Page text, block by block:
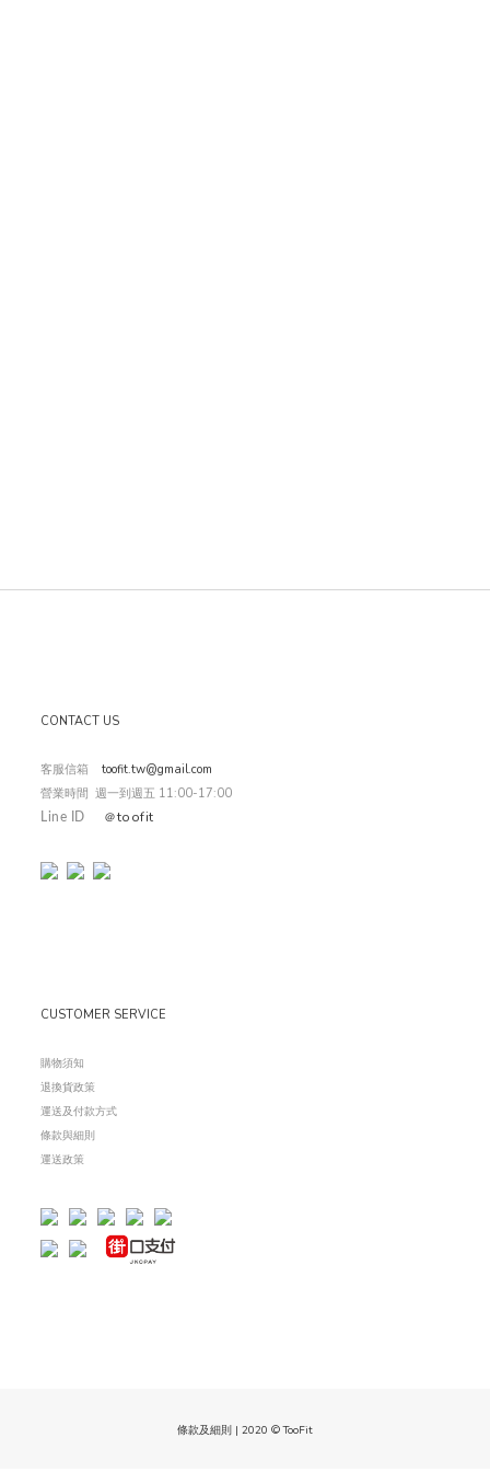
CONTACT US
客服信箱 toofit.tw@gmail.com
營業時間 週一到週五 11:00-17:00
Line ID ＠toofit
CUSTOMER SERVICE
購物須知
退換貨政策
運送及付款方式
條款與細則
運送政策
條款及細則 | 2020 © TooFit